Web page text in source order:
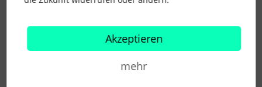
Akzeptieren
mehr